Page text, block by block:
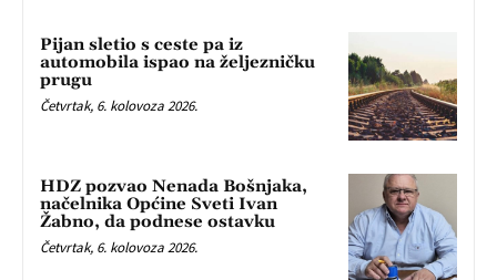
Pijan sletio s ceste pa iz
automobila ispao na željezničku
prugu
Četvrtak, 6. kolovoza 2026.
HDZ pozvao Nenada Bošnjaka,
načelnika Općine Sveti Ivan
Žabno, da podnese ostavku
Četvrtak, 6. kolovoza 2026.